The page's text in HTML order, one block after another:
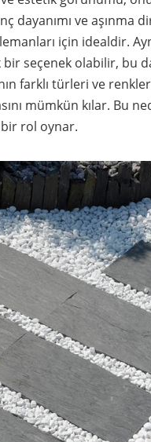
dayanımı ve aşınma
için idealdir.
seçenek olabilir, bu
farklı türleri ve
mümkün kılar. Bu
rol oynar.